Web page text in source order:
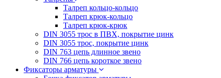
Талреп кольцо-кольцо
Талреп крюк-кольцо
Талреп крюк-крюк
DIN 3055 трос в ПВХ, покрытие цинк
DIN 3055 трос, покрытие цинк
DIN 763 цепь длинное звено
DIN 766 цепь короткое звено
Фиксаторы арматуры